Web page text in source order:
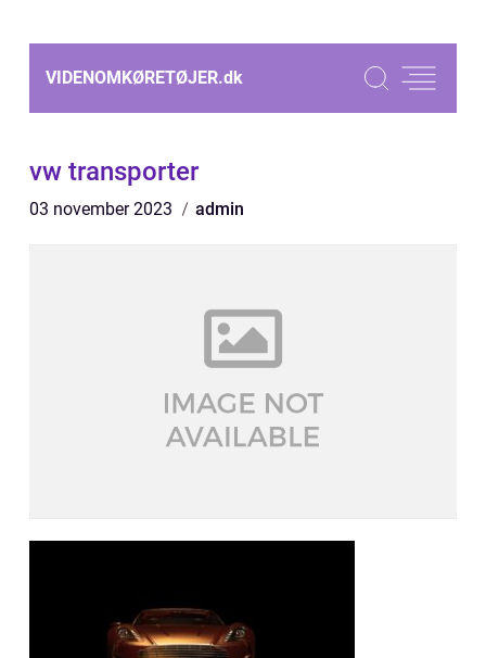
VIDENOMKØRETØJER.dk
vw transporter
03 november 2023 admin